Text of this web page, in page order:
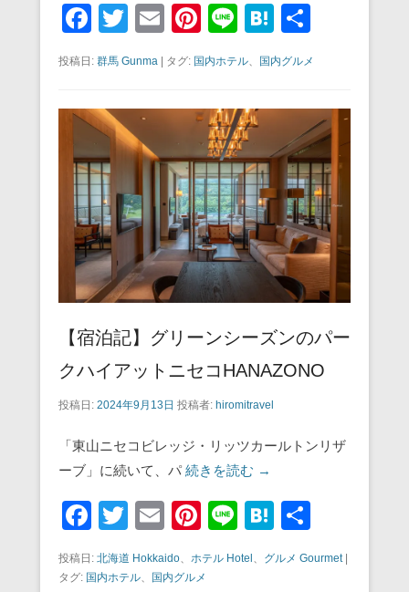
F
a
c
e
b
o
o
k
T
er
E
ail
Pi
nt
er
e
st
Li
e
H
at
e
n
a
投稿日: 群馬 Gunma | タグ: 国内ホテル 国内グルメ
【宿泊記】グリーンシーズンのパー
クハイアットニセコHANAZONO
投稿日: 2024年9月13日 投稿者: hiromitravel
「東山ニセコビレッジ・リッツカールトンリザ
ーブ」に続いて、パ続きを読む →
F
a
c
T
tt
E
ail
Pi
er
Li
e
H
at
e
投稿日: 北海道 Hokkaido ホテル Hotel グルメ Gourmet|
タグ: 国内ホテル 国内グルメ